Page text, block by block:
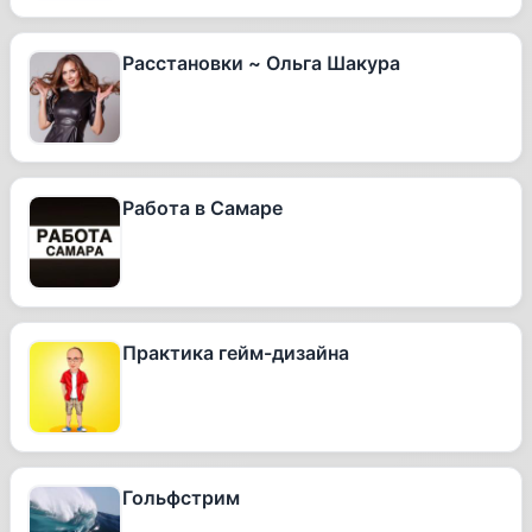
Расстановки ~ Ольга Шакура
Работа в Самаре
Практика гейм-дизайна
Гольфстрим